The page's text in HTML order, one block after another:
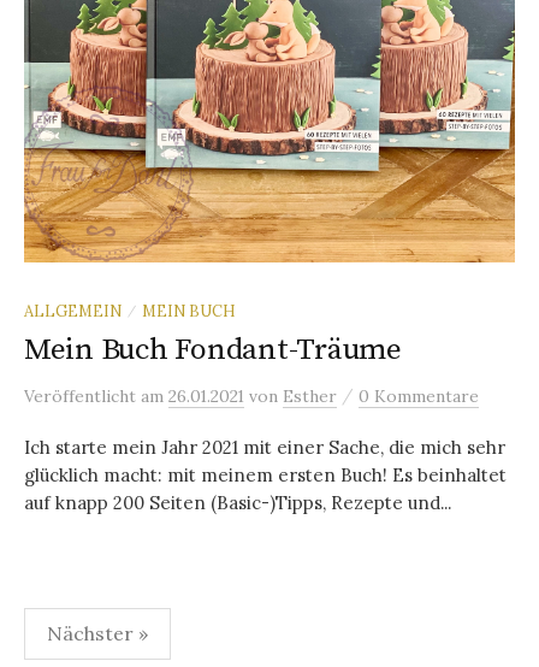
ALLGEMEIN / MEIN BUCH
Mein Buch Fondant-Träume
Veröffentlicht am 26.01.2021 von Esther / 0 Kommentare
Ich starte mein Jahr 2021 mit einer Sache, die mich sehr
glücklich macht: mit meinem ersten Buch! Es beinhaltet
auf knapp 200 Seiten (Basic-)Tipps, Rezepte und...
Nächster »